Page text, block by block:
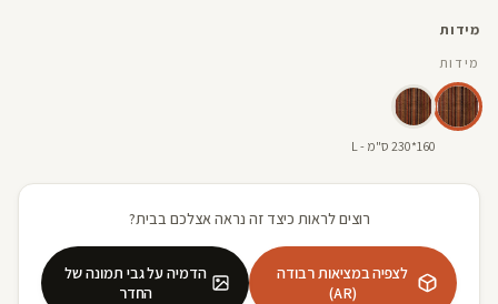
מידות
מידות
160*230 ס"מ - L
רוצים לראות כיצד זה נראה אצלכם בבית?
לצפיה במציאות רבודה
(AR)
הדמיה על גבי תמונה של
החדר